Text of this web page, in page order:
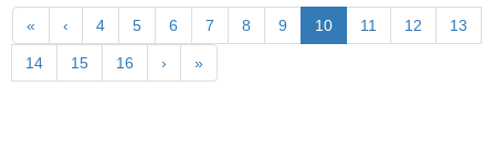
« ‹ 4 5 6 7 8 9 10 11 12 13
14 15 16 › »